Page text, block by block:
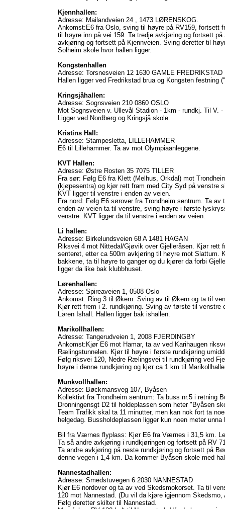
Kjennhallen:
Adresse: Mailandveien 24 , 1473 LØRENSKOG.
Ankomst:E6 fra Oslo, sving til høyre på RV159, fortsett
til høyre inn på vei 159. Ta tredje avkjøring og fortsett på
avkjøring og fortsett på Kjennveien. Sving deretter til
Solheim skole hvor hallen ligger.
Kongstenhallen
Adresse: Torsnesveien 12 1630 GAMLE FREDRIKSTAD
Hallen ligger ved Fredrikstad brua og Kongsten festning
Kringsjåhallen:
Adresse: Sognsveien 210 0860 OSLO
Mot Sognsveien v. Ullevål Stadion - 1km - rundkj. Til V.
Ligger ved Nordberg og Kringsjå skole.
Kristins Hall:
Adresse: Stampesletta, LILLEHAMMER
E6 til Lillehammer. Ta av mot Olympiaanleggene.
KVT Hallen:
Adresse: Østre Rosten 35 7075 TILLER
Fra sør: Følg E6 fra Klett (Melhus, Orkdal) mot
(kjøpesentra) og kjør rett fram med City Syd på venstre
KVT ligger til venstre i enden av veien.
Fra nord: Følg E6 sørover fra Trondheim sentrum. Ta
enden av veien ta til venstre, sving høyre i første
venstre. KVT ligger da til venstre i enden av veien.
Li hallen:
Adresse: Birkelundsveien 68 A 1481 HAGAN
Riksvei 4 mot Nittedal/Gjøvik over Gjelleråsen. Kjør rett
senteret, etter ca 500m avkjøring til høyre mot Slattum.
bakkene, ta til høyre to ganger og du kjører da forbi
ligger da like bak klubbhuset.
Lørenhallen:
Adresse: Spireaveien 1, 0508 Oslo
Ankomst: Ring 3 til Økern. Sving av til Økern og ta til
Kjør rett frem i 2. rundkjøring. Sving av første til venstre
Løren Ishall. Hallen ligger bak ishallen.
Marikollhallen:
Adresse: Tangerudveien 1, 2008 FJERDINGBY
Ankomst:Kjør E6 mot Hamar, ta av ved Karihaugen
Rælingstunnelen. Kjør til høyre i første rundkjøring
Følg riksvei 120, Nedre Rælingsvei til rundkjøring ved
høyre i denne rundkjøring og kjør ca 1 km til
Munkvollhallen:
Adresse: Bøckmansveg 107, Byåsen
Kollektivt fra Trondheim sentrum: Ta buss nr.5 i retning
Dronningensgt D2 til holdeplassen som heter "Byåsen
Team Trafikk skal ta 11 minutter, men kan nok fort ta
helgedag. Bussholdeplassen ligger kun noen meter unna
Bil fra Værnes flyplass: Kjør E6 fra Værnes i 31,5 km.
Ta så andre avkjøring i rundkjøringen og fortsett på RV
Ta andre avkjøring på neste rundkjøring og fortsett på
denne vegen i 1,4 km. Da kommer Byåsen skole med
Nannestadhallen:
Adresse: Smedstuvegen 6 2030 NANNESTAD
Kjør E6 nordover og ta av ved Skedsmokorset. Ta til
120 mot Nannestad. (Du vil da kjøre igjennom
Følg deretter skilter til Nannestad.